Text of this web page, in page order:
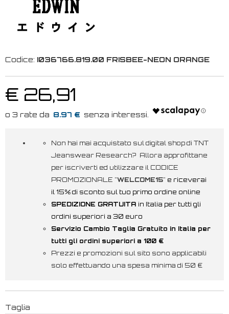
Codice: I036766.819.00 FRISBEE-NEON ORANGE
€ 26,91
8.97 €
Non hai mai acquistato sul digital shop di TNT
Jeanswear Research? Allora approfittane
per iscriverti ed utilizzare il CODICE
PROMOZIONALE "WELCOME15" e riceverai
il 15% di sconto sul tuo primo ordine online
SPEDIZIONE GRATUITA in Italia per tutti gli
ordini superiori a 30 euro
Servizio Cambio Taglia Gratuito in Italia per
tutti gli ordini superiori a 100 €
Prezzi e promozioni sul sito sono applicabili
solo effettuando una spesa minima di 50 €
Taglia